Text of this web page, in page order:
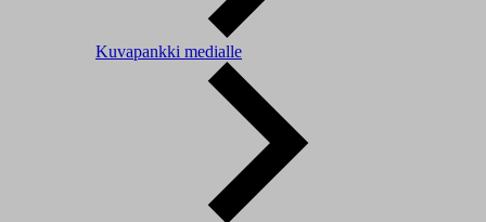
Kuvapankki medialle